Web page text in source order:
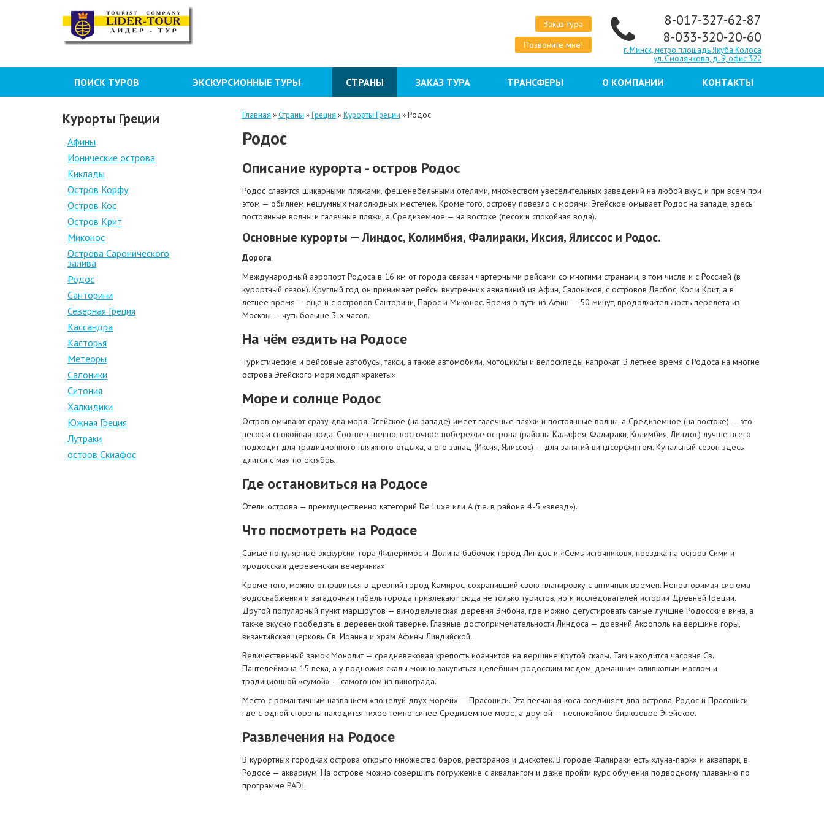
Заказ тура
Позвоните мне!
8-017-327-62-87
8-033-320-20-60
г. Минск, метро плошадь Якуба Колоса
ул. Смолячкова, д. 9, офис 322
ПОИСК ТУРОВ ЭКСКУРСИОННЫЕ ТУРЫ СТРАНЫ ЗАКАЗ ТУРА ТРАНСФЕРЫ О КОМПАНИИ КОНТАКТЫ
Курорты Греции
Афины
Ионические острова
Киклады
Остров Корфу
Остров Кос
Остров Крит
Миконос
Острова Саронического
залива
Родос
Санторини
Северная Греция
Кассандра
Касторья
Метеоры
Салоники
Ситония
Халкидики
Южная Греция
Лутраки
остров Скиафос
Главная »Страны »Греция »Курорты Греции »Родос
Родос
Описание курорта - остров Родос
Родос славится шикарными пляжами, фешенебельными отелями, множеством увеселительных заведений на любой вкус, и при всем при
этом — обилием нешумных малолюдных местечек. Кроме того, острову повезло с морями: Эгейское омывает Родос на западе, здесь
постоянные волны и галечные пляжи, а Средиземное — на востоке (песок и спокойная вода).
Основные курорты — Линдос, Колимбия, Фалираки, Иксия, Ялиссос и Родос.
Дорога
Международный аэропорт Родоса в 16 км от города связан чартерными рейсами со многими странами, в том числе и с Россией (в
курортный сезон). Круглый год он принимает рейсы внутренних авиалиний из Афин, Салоников, с островов Лесбос, Кос и Крит, а в
летнее время — еще и с островов Санторини, Парос и Миконос. Время в пути из Афин — 50 минут, продолжительность перелета из
Москвы — чуть больше 3-х часов.
На чём ездить на Родосе
Туристические и рейсовые автобусы, такси, а также автомобили, мотоциклы и велосипеды напрокат. В летнее время с Родоса на многие
острова Эгейского моря ходят «ракеты».
Море и солнце Родос
Остров омывают сразу два моря: Эгейское (на западе) имеет галечные пляжи и постоянные волны, а Средиземное (на востоке) — это
песок и спокойная вода. Соответственно, восточное побережье острова (районы Калифея, Фалираки, Колимбия, Линдос) лучше всего
подходит для традиционного пляжного отдыха, а его запад (Иксия, Ялиссос) — для занятий виндсерфингом. Купальный сезон здесь
длится с мая по октябрь.
Где остановиться на Родосе
Отели острова — преимущественно категорий De Luxe или A (т.е. в районе 4-5 «звезд»).
Что посмотреть на Родосе
Самые популярные экскурсии: гора Филеримос и Долина бабочек, город Линдос и «Семь источников», поездка на остров Сими и
«родосская деревенская вечеринка».
Кроме того, можно отправиться в древний город Камирос, сохранивший свою планировку с античных времен. Неповторимая система
водоснабжения и загадочная гибель города привлекают сюда не только туристов, но и исследователей истории Древней Греции.
Другой популярный пункт маршрутов — винодельческая деревня Эмбона, где можно дегустировать самые лучшие Родосские вина, а
также вкусно пообедать в деревенской таверне. Главные достопримечательности Линдоса — древний Акрополь на вершине горы,
византийская церковь Св. Иоанна и храм Афины Линдийской.
Величественный замок Монолит — средневековая крепость иоаннитов на вершине крутой скалы. Там находится часовня Св.
Пантелеймона 15 века, а у подножия скалы можно закупиться целебным родосским медом, домашним оливковым маслом и
традиционной «сумой» — самогоном из винограда.
Место с романтичным названием «поцелуй двух морей» — Прасониси. Эта песчаная коса соединяет два острова, Родос и Прасониси,
где с одной стороны находится тихое темно-синее Средиземное море, а другой — неспокойное бирюзовое Эгейское.
Развлечения на Родосе
В курортных городках острова открыто множество баров, ресторанов и дискотек. В городе Фалираки есть «луна-парк» и аквапарк, в
Родосе — аквариум. На острове можно совершить погружение с аквалангом и даже пройти курс обучения подводному плаванию по
программе PADI.